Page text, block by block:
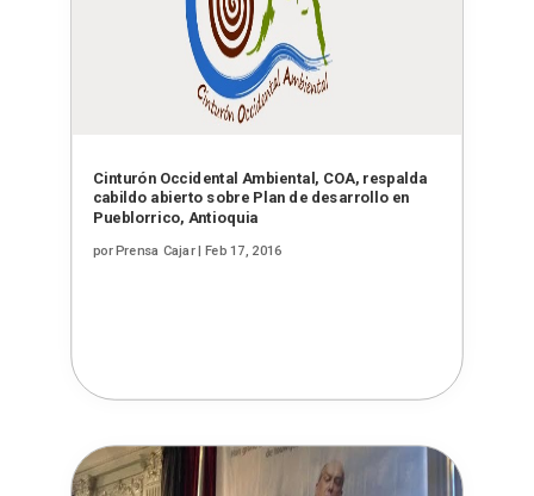
Cinturón Occidental Ambiental, COA, respalda
cabildo abierto sobre Plan de desarrollo en
Pueblorrico, Antioquia
porPrensa Cajar| Feb 17, 2016